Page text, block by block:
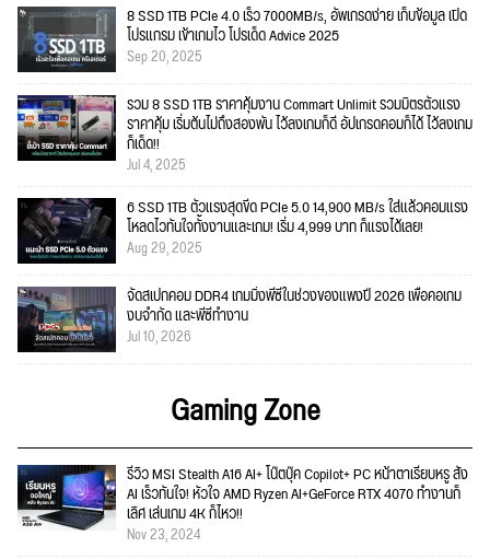
8 SSD 1TB PCIe 4.0 เร็ว 7000MB/s, อัพเกรดง่าย เก็บข้อมูล เปิด
โปรแกรม เข้าเกมไว โปรเด็ด Advice 2025
Sep 20, 2025
รวม 8 SSD 1TB ราคาคุ้มงาน Commart Unlimit รวมมิตรตัวแรง
ราคาคุ้ม เริ่มต้นไม่ถึงสองพัน ไว้ลงเกมก็ดี อัปเกรดคอมก็ได้ ไว้ลงเกม
ก็เด็ด!!
Jul 4, 2025
6 SSD 1TB ตัวแรงสุดขีด PCIe 5.0 14,900 MB/s ใส่แล้วคอมแรง
โหลดไวทันใจทั้งงานและเกม! เริ่ม 4,999 บาท ก็แรงได้เลย!
Aug 29, 2025
จัดสเปกคอม DDR4 เกมมิ่งพีซีในช่วงของแพงปี 2026 เพื่อคอเกม
งบจำกัด และพีซีทำงาน
Jul 10, 2026
Gaming Zone
รีวิว MSI Stealth A16 AI+ โน๊ตบุ๊ค Copilot+ PC หน้าตาเรียบหรู สั่ง
AI เร็วทันใจ! หัวใจ AMD Ryzen AI+GeForce RTX 4070 ทำงานก็
เลิศ เล่นเกม 4K ก็ไหว!!
Nov 23, 2024